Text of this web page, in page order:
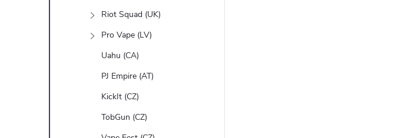
Riot Squad (UK)
Pro Vape (LV)
Uahu (CA)
PJ Empire (AT)
KickIt (CZ)
TobGun (CZ)